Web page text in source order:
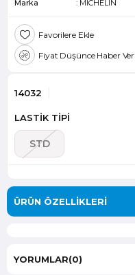
Marka
: MICHELIN
Favorilere Ekle
Fiyat Düşünce Haber Ver
14032
LASTİK TİPİ
STD
ÜRÜN ÖZELLIKLERI
YORUMLAR(0)